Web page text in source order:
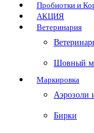
Пробиотки и
АКЦИЯ
Ветеринария
Шовный
Маркировка
Аэрозоли
Бирки